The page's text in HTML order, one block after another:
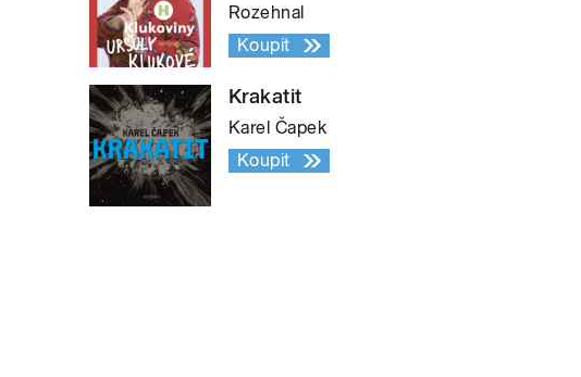
Rozehnal
Koupit
Krakatit
Karel Čapek
Koupit